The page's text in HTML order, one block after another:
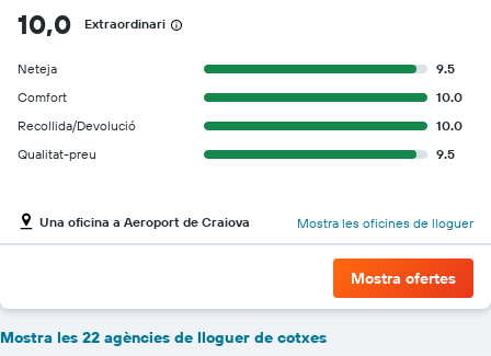
10,0 Extraordinari
Neteja
9.5
Comfort
10.0
Recollida/Devolució
10.0
Qualitat-preu
9.5
Una oficina a Aeroport de Craiova Mostra les oficines de lloguer
Mostra ofertes
Mostra les 22 agències de lloguer de cotxes